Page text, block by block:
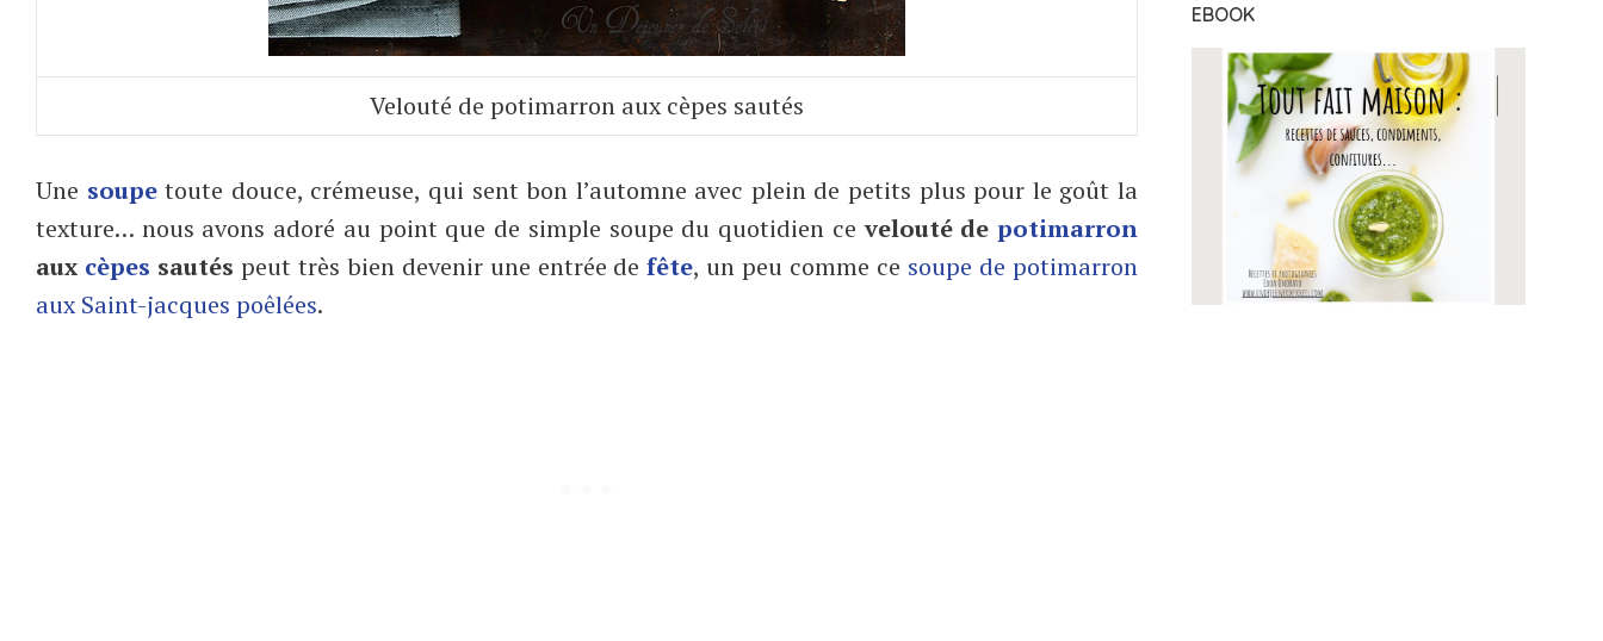
Velouté de potimarron aux cèpes sautés
Une soupetoute douce, crémeuse, qui sent bon l’automne avec plein de petits plus pour le goût la
texture… nous avons adoré au point que de simple soupe du quotidien cevelouté depotimarron
aux cèpes sautés peut très bien devenir une entrée defête, un peu comme ce soupe de potimarron
aux Saint-jacques poêlées.
EBOOK